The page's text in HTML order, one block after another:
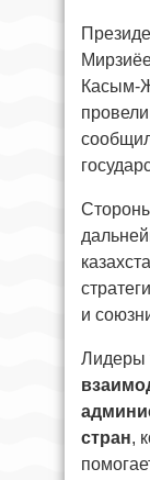
Касым-
и
Лидеры
стран,